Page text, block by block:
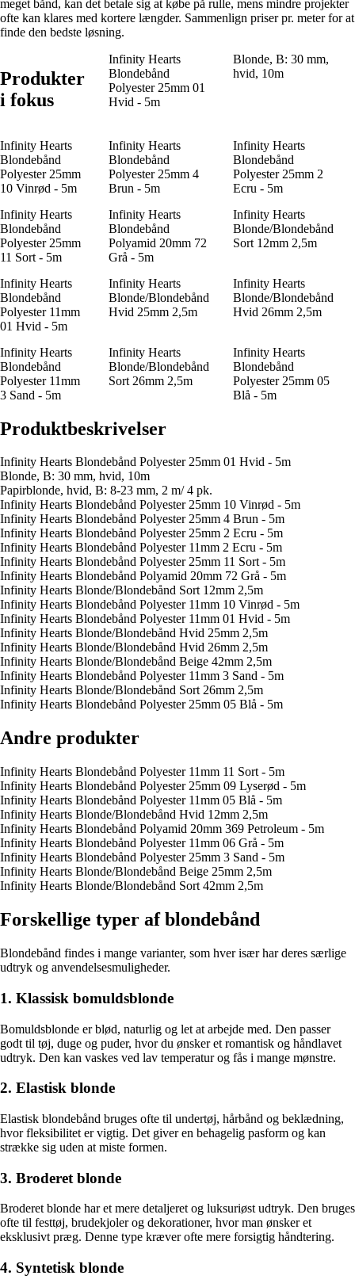
meget bånd, kan det betale sig at købe på rulle, mens mindre projekter
ofte kan klares med kortere længder. Sammenlign priser pr. meter for at
finde den bedste løsning.
Produkter
i fokus
Infinity Hearts
Blondebånd
Polyester 25mm 01
Hvid - 5m
Blonde, B: 30 mm,
hvid, 10m
Infinity Hearts
Blondebånd
Polyester 25mm
10 Vinrød - 5m
Infinity Hearts
Blondebånd
Polyester 25mm 4
Brun - 5m
Infinity Hearts
Blondebånd
Polyester 25mm 2
Ecru - 5m
Infinity Hearts
Blondebånd
Polyester 25mm
11 Sort - 5m
Infinity Hearts
Blondebånd
Polyamid 20mm 72
Grå - 5m
Infinity Hearts
Blonde/Blondebånd
Sort 12mm 2,5m
Infinity Hearts
Blondebånd
Polyester 11mm
01 Hvid - 5m
Infinity Hearts
Blonde/Blondebånd
Hvid 25mm 2,5m
Infinity Hearts
Blonde/Blondebånd
Hvid 26mm 2,5m
Infinity Hearts
Blondebånd
Polyester 11mm
3 Sand - 5m
Infinity Hearts
Blonde/Blondebånd
Sort 26mm 2,5m
Infinity Hearts
Blondebånd
Polyester 25mm 05
Blå - 5m
Produktbeskrivelser
Infinity Hearts Blondebånd Polyester 25mm 01 Hvid - 5m
Blonde, B: 30 mm, hvid, 10m
Papirblonde, hvid, B: 8-23 mm, 2 m/ 4 pk.
Infinity Hearts Blondebånd Polyester 25mm 10 Vinrød - 5m
Infinity Hearts Blondebånd Polyester 25mm 4 Brun - 5m
Infinity Hearts Blondebånd Polyester 25mm 2 Ecru - 5m
Infinity Hearts Blondebånd Polyester 11mm 2 Ecru - 5m
Infinity Hearts Blondebånd Polyester 25mm 11 Sort - 5m
Infinity Hearts Blondebånd Polyamid 20mm 72 Grå - 5m
Infinity Hearts Blonde/Blondebånd Sort 12mm 2,5m
Infinity Hearts Blondebånd Polyester 11mm 10 Vinrød - 5m
Infinity Hearts Blondebånd Polyester 11mm 01 Hvid - 5m
Infinity Hearts Blonde/Blondebånd Hvid 25mm 2,5m
Infinity Hearts Blonde/Blondebånd Hvid 26mm 2,5m
Infinity Hearts Blonde/Blondebånd Beige 42mm 2,5m
Infinity Hearts Blondebånd Polyester 11mm 3 Sand - 5m
Infinity Hearts Blonde/Blondebånd Sort 26mm 2,5m
Infinity Hearts Blondebånd Polyester 25mm 05 Blå - 5m
Andre produkter
Infinity Hearts Blondebånd Polyester 11mm 11 Sort - 5m
Infinity Hearts Blondebånd Polyester 25mm 09 Lyserød - 5m
Infinity Hearts Blondebånd Polyester 11mm 05 Blå - 5m
Infinity Hearts Blonde/Blondebånd Hvid 12mm 2,5m
Infinity Hearts Blondebånd Polyamid 20mm 369 Petroleum - 5m
Infinity Hearts Blondebånd Polyester 11mm 06 Grå - 5m
Infinity Hearts Blondebånd Polyester 25mm 3 Sand - 5m
Infinity Hearts Blonde/Blondebånd Beige 25mm 2,5m
Infinity Hearts Blonde/Blondebånd Sort 42mm 2,5m
Forskellige typer af blondebånd
Blondebånd findes i mange varianter, som hver især har deres særlige
udtryk og anvendelsesmuligheder.
1. Klassisk bomuldsblonde
Bomuldsblonde er blød, naturlig og let at arbejde med. Den passer
godt til tøj, duge og puder, hvor du ønsker et romantisk og håndlavet
udtryk. Den kan vaskes ved lav temperatur og fås i mange mønstre.
2. Elastisk blonde
Elastisk blondebånd bruges ofte til undertøj, hårbånd og beklædning,
hvor fleksibilitet er vigtig. Det giver en behagelig pasform og kan
strække sig uden at miste formen.
3. Broderet blonde
Broderet blonde har et mere detaljeret og luksuriøst udtryk. Den bruges
ofte til festtøj, brudekjoler og dekorationer, hvor man ønsker et
eksklusivt præg. Denne type kræver ofte mere forsigtig håndtering.
4. Syntetisk blonde